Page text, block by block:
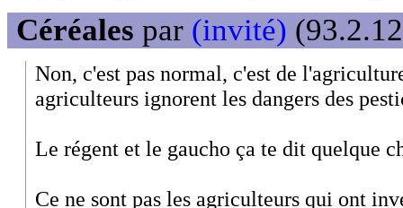
Céréales par (invité)
Non, c'est pas normal, c'est de
agriculteurs ignorent les dangers des
Le régent et le gaucho ça te dit quelque
Ce ne sont pas les agriculteurs qui ont